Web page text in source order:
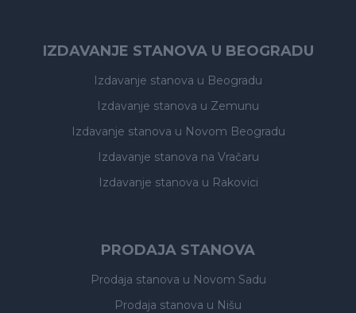
IZDAVANJE STANOVA U BEOGRADU
Izdavanje stanova u Beogradu
Izdavanje stanova u Zemunu
Izdavanje stanova u Novom Beogradu
Izdavanje stanova na Vračaru
Izdavanje stanova u Rakovici
PRODAJA STANOVA
Prodaja stanova u Novom Sadu
Prodaja stanova u Nišu